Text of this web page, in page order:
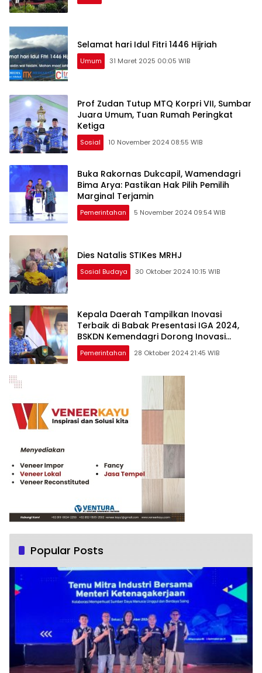
Selamat hari Idul Fitri 1446 Hijriah
Umum 31 Maret 2025 00:05 WIB
Prof Zudan Tutup MTQ Korpri VII, Sumbar
Juara Umum, Tuan Rumah Peringkat
Ketiga
Sosial 10 November 2024 08:55 WIB
Buka Rakornas Dukcapil, Wamendagri
Bima Arya: Pastikan Hak Pilih Pemilih
Marginal Terjamin
Pemerintahan 5 November 2024 09:54 WIB
Dies Natalis STIKes MRHJ
Sosial Budaya 30 Oktober 2024 10:15 WIB
Kepala Daerah Tampilkan Inovasi
Terbaik di Babak Presentasi IGA 2024,
BSKDN Kemendagri Dorong Inovasi
Berkelanjutan
Pemerintahan 28 Oktober 2024 21:45 WIB
Popular Posts